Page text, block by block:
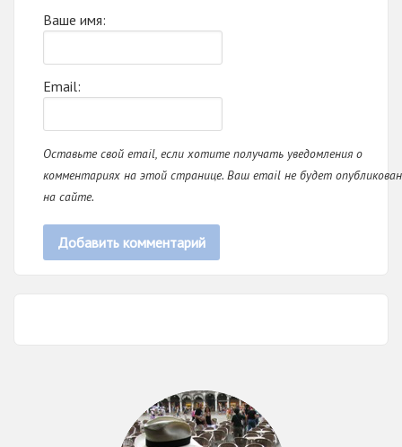
Ваше имя:
Email:
Оставьте свой email, если хотите получать уведомления о
комментариях на этой странице. Ваш email не будет опубликован
на сайте.